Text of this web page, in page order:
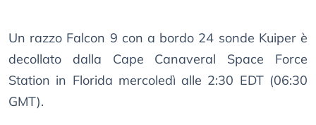
Un razzo Falcon 9 con a bordo 24 sonde Kuiper è
decollato dalla Cape Canaveral Space Force
Station in Florida mercoledì alle 2:30 EDT (06:30
GMT).